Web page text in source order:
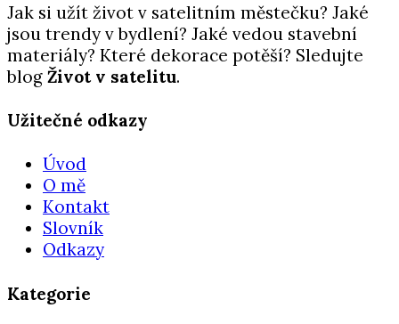
Jak si užít život v satelitním městečku? Jaké
jsou trendy v bydlení? Jaké vedou stavební
materiály? Které dekorace potěší? Sledujte
blog Život v satelitu.
Užitečné odkazy
Úvod
O mě
Kontakt
Slovník
Odkazy
Kategorie